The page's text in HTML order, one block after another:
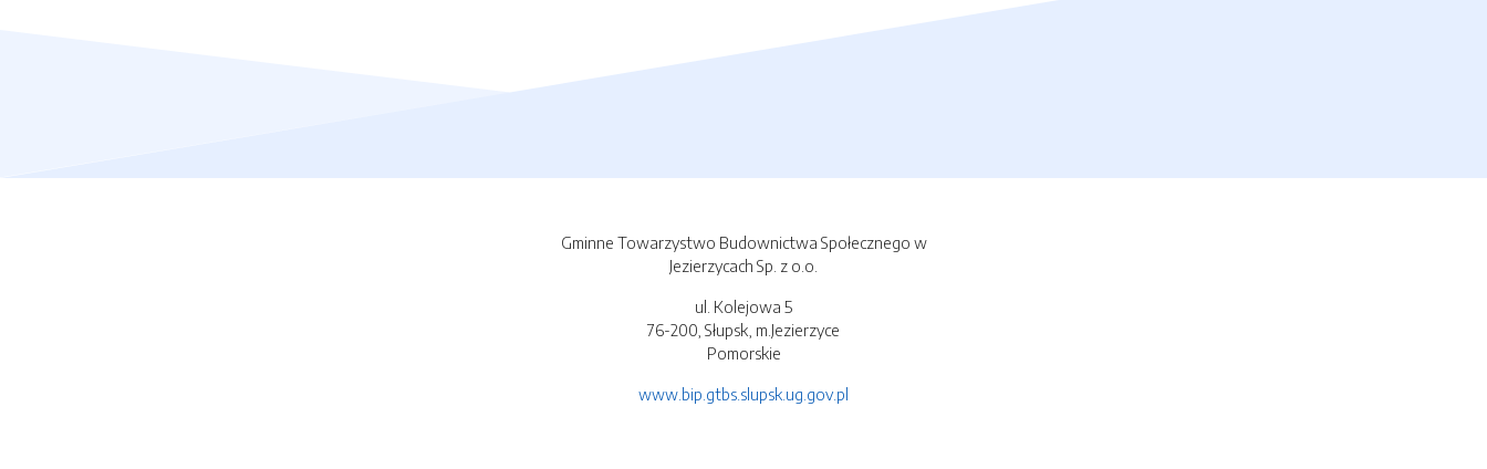
Gminne Towarzystwo Budownictwa Społecznego w
Jezierzycach Sp. z o.o.
ul. Kolejowa 5
76-200, Słupsk, m.Jezierzyce
Pomorskie
www.bip.gtbs.slupsk.ug.gov.pl